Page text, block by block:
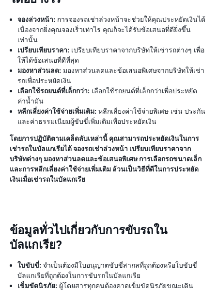
จองล่วงหน้า: การจองรถเช่าล่วงหน้าจะช่วยให้คุณประหยัดเงินได้
เนื่องจากยิ่งคุณจองเร็วเท่าไร คุณก็จะได้รับข้อเสนอที่ดียิ่งขึ้น
เท่านั้น
เปรียบเทียบราคา: เปรียบเทียบราคาจากบริษัทให้เช่ารถต่างๆ เพื่อ
ให้ได้ข้อเสนอที่ดีที่สุด
มองหาส่วนลด: มองหาส่วนลดและข้อเสนอพิเศษจากบริษัทให้เช่า
รถเพื่อประหยัดเงิน
เลือกใช้รถยนต์ที่เล็กกว่า: เลือกใช้รถยนต์ที่เล็กกว่าเพื่อประหยัด
ค่าน้ำมัน
หลีกเลี่ยงค่าใช้จ่ายเพิ่มเติม: หลีกเลี่ยงค่าใช้จ่ายพิเศษ เช่น ประกัน
และค่าธรรมเนียมผู้ขับขี่เพิ่มเติมเพื่อประหยัดเงิน
โดยการปฏิบัติตามเคล็ดลับเหล่านี้ คุณสามารถประหยัดเงินในการ
เช่ารถในบัลแกเรียได้ จองรถเช่าล่วงหน้า เปรียบเทียบราคาจาก
บริษัทต่างๆ มองหาส่วนลดและข้อเสนอพิเศษ การเลือกรถขนาดเล็ก
และการหลีกเลี่ยงค่าใช้จ่ายเพิ่มเติม ล้วนเป็นวิธีที่ดีในการประหยัด
เงินเมื่อเช่ารถในบัลแกเรีย
ข้อมูลทั่วไปเกี่ยวกับการขับรถใน
บัลแกเรีย?
ใบขับขี่: จำเป็นต้องมีใบอนุญาตขับขี่สากลที่ถูกต้องหรือใบขับขี่
บัลแกเรียที่ถูกต้องในการขับรถในบัลแกเรีย
เข็มขัดนิรภัย: ผู้โดยสารทุกคนต้องคาดเข็มขัดนิรภัยขณะเดิน